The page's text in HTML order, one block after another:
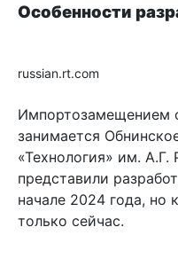
Особенности
russian.rt.com
Импортозамещением
занимается
«Технология» им.
представили
начале 2024 года, но
только сейчас.